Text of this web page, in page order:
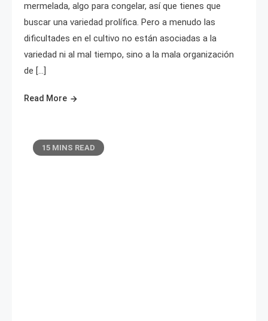
mermelada, algo para congelar, así que tienes que
buscar una variedad prolífica. Pero a menudo las
dificultades en el cultivo no están asociadas a la
variedad ni al mal tiempo, sino a la mala organización
de […]
Read More
15 MINS READ